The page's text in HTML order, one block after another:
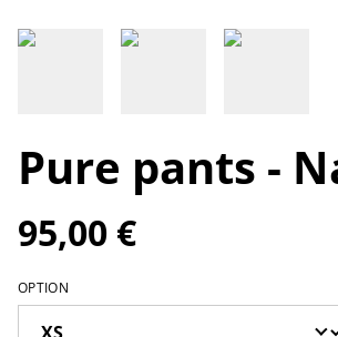
Pure pants -
95,00 €
OPTION